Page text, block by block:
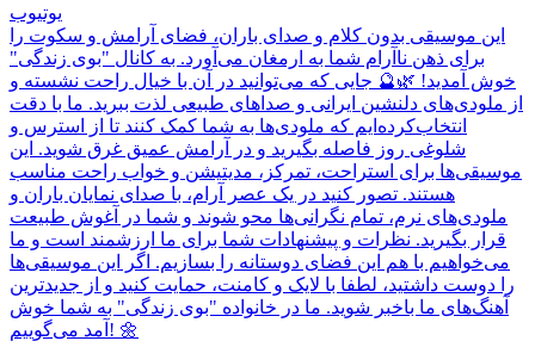
یوتیوب
این موسیقی بدون کلام و صدای باران، فضای آرامش و سکوت را
برای ذهن ناآرام شما به ارمغان می‌آورد. به کانال "بوی زندگی"
خوش آمدید! 🌿🔮 جایی که می‌توانید در آن با خیال راحت نشسته و
از ملودی‌های دلنشین ایرانی و صداهای طبیعی لذت ببرید. ما با دقت
انتخاب‌کرده‌ایم که ملودی‌ها به شما کمک کنند تا از استرس و
شلوغی روز فاصله بگیرید و در آرامش عمیق غرق شوید. این
موسیقی‌ها برای استراحت، تمرکز، مدیتیشن و خواب راحت مناسب
هستند. تصور کنید در یک عصر آرام، با صدای نمایان باران و
ملودی‌های نرم، تمام نگرانی‌ها محو شوند و شما در آغوش طبیعت
قرار بگیرید. نظرات و پیشنهادات شما برای ما ارزشمند است و ما
می‌خواهیم با هم این فضای دوستانه را بسازیم. اگر این موسیقی‌ها
را دوست داشتید، لطفا با لایک و کامنت، حمایت کنید و از جدیدترین
آهنگ‌های ما باخبر شوید. ما در خانواده "بوی زندگی" به شما خوش
آمد می‌گوییم! 🌼